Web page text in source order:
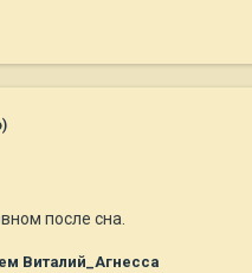
после сна.
Виталий_Агнесса